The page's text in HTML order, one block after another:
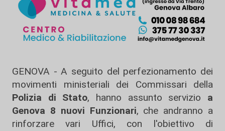
GENOVA - A seguito del perfezionamento dei
movimenti ministeriali dei Commissari della
Polizia di Stato, hanno assunto servizio a
Genova 8 nuovi Funzionari, che andranno a
rinforzare vari Uffici, con l'obiettivo di